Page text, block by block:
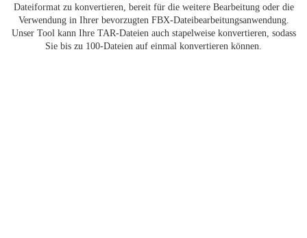
Dateiformat zu konvertieren, bereit für die weitere Bearbeitung oder die
Verwendung in Ihrer bevorzugten FBX-Dateibearbeitungsanwendung.
Unser Tool kann Ihre TAR-Dateien auch stapelweise konvertieren, sodass
Sie bis zu 100-Dateien auf einmal konvertieren können.